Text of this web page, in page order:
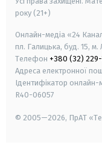
року (21+)
Онлайн-медіа «24
пл. Галицька, буд. 15, м.
Телефон +380 (32) 229-
Адреса електронної
Ідентифікатор онлайн-
R40-06057
© 2005—2026, ПрАТ